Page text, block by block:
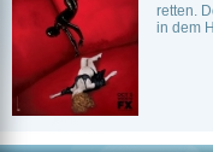
retten.
in dem